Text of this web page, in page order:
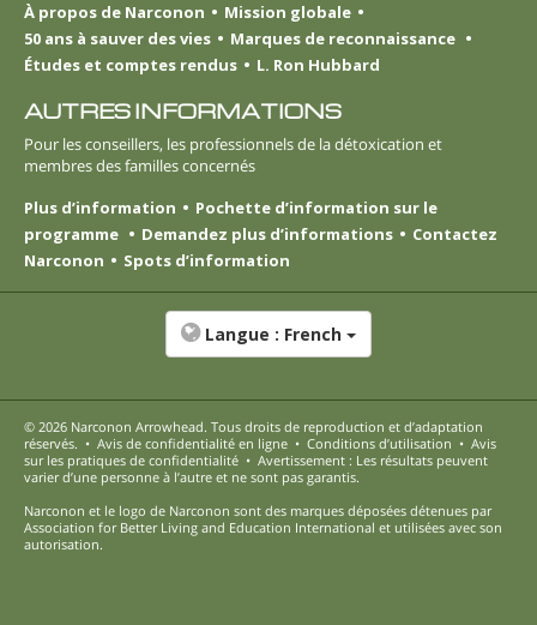
À propos de Narconon
Mission globale
50 ans à sauver des vies
Marques de reconnaissance
Études et comptes rendus
L. Ron Hubbard
AUTRES INFORMATIONS
Pour les conseillers, les professionnels de la détoxication et
membres des familles concernés
Plus d’information
Pochette d’information sur le
programme
Demandez plus d’informations
Contactez
Narconon
Spots d’information
Langue : French
© 2026 Narconon Arrowhead. Tous droits de reproduction et d’adaptation
réservés. • Avis de confidentialité en ligne • Conditions d’utilisation • Avis
sur les pratiques de confidentialité • Avertissement : Les résultats peuvent
varier d’une personne à l’autre et ne sont pas garantis.
Narconon et le logo de Narconon sont des marques déposées détenues par
Association for Better Living and Education International et utilisées avec son
autorisation.